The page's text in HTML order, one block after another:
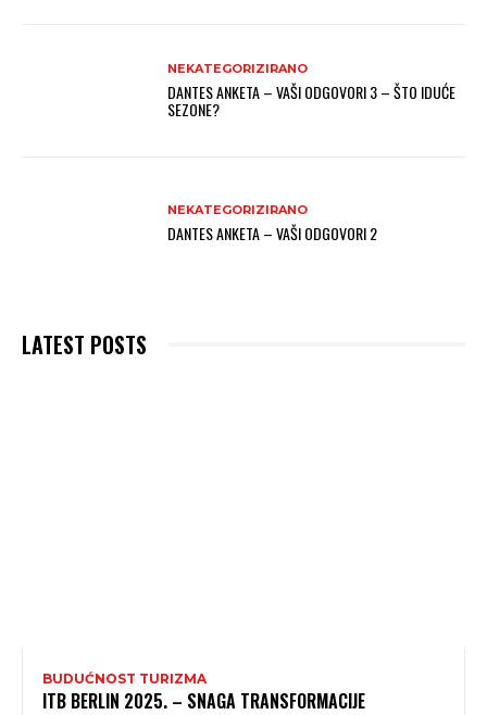
NEKATEGORIZIRANO
DANTES ANKETA – VAŠI ODGOVORI 3 – ŠTO IDUĆE
SEZONE?
NEKATEGORIZIRANO
DANTES ANKETA – VAŠI ODGOVORI 2
LATEST POSTS
BUDUĆNOST TURIZMA
ITB BERLIN 2025. – SNAGA TRANSFORMACIJE